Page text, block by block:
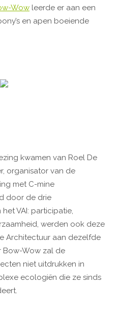
Wow leerde er aan een
en apen boeiende
kwamen van Roel De
organisator van de
met C-mine
door de drie
VAI: participatie,
werden ook deze
Architectuur aan dezelfde
Bow-Wow zal de
niet uitdrukken in
ecologiën die ze sinds